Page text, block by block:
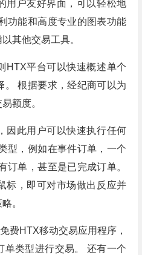
用户友好界面，可以轻松地
功能和高度专业的图表功能
其他交易工具。
HTX平台可以快速概述单个
。 根据要求，经纪商可以为
额度。
因此用户可以快速执行任何
型，例如在事件订单，一个
订单，甚至是已完成订单。
标，即可对市场做出反应并
。
费HTX移动交易应用程序，
单类型进行交易。 还有一个